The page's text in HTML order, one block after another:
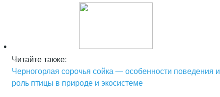
Читайте также:
Черногорлая сорочья сойка — особенности поведения и
роль птицы в природе и экосистеме